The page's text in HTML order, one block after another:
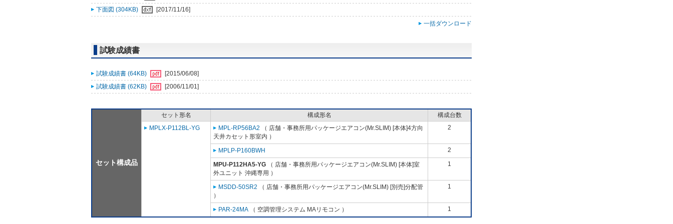
下面図 (304KB)
[2017/11/16]
一括ダウンロード
試験成績書
試験成績書 (64KB)
[2015/06/08]
試験成績書 (62KB)
[2006/11/01]
セット構成品
セット形名 構成形名
構成台数
MPLX-P112BL-YG
MPL-RP56BA2 （ 店舗・事務所用パッケージエアコン(Mr.SLIM) [本体]4方向
天井カセット形室内 ）
2
MPLP-P160BWH 2
MPU-P112HA5-YG （ 店舗・事務所用パッケージエアコン(Mr.SLIM) [本体]室
外ユニット 沖縄専用 ）
1
MSDD-50SR2 （ 店舗・事務所用パッケージエアコン(Mr.SLIM) [別売]分配管
）
1
PAR-24MA （ 空調管理システム MAリモコン ） 1